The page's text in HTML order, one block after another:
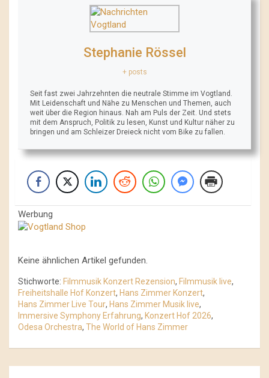
Stephanie Rössel
+ posts
Seit fast zwei Jahrzehnten die neutrale Stimme im Vogtland.
Mit Leidenschaft und Nähe zu Menschen und Themen, auch
weit über die Region hinaus. Nah am Puls der Zeit. Und stets
mit dem Anspruch, Politik zu lesen, Kunst und Kultur näher zu
bringen und am Schleizer Dreieck nicht vom Bike zu fallen.
Werbung
Keine ähnlichen Artikel gefunden.
Stichworte: Filmmusik Konzert Rezension, Filmmusik live,
Freiheitshalle Hof Konzert, Hans Zimmer Konzert,
Hans Zimmer Live Tour, Hans Zimmer Musik live,
Immersive Symphony Erfahrung, Konzert Hof 2026,
Odesa Orchestra, The World of Hans Zimmer